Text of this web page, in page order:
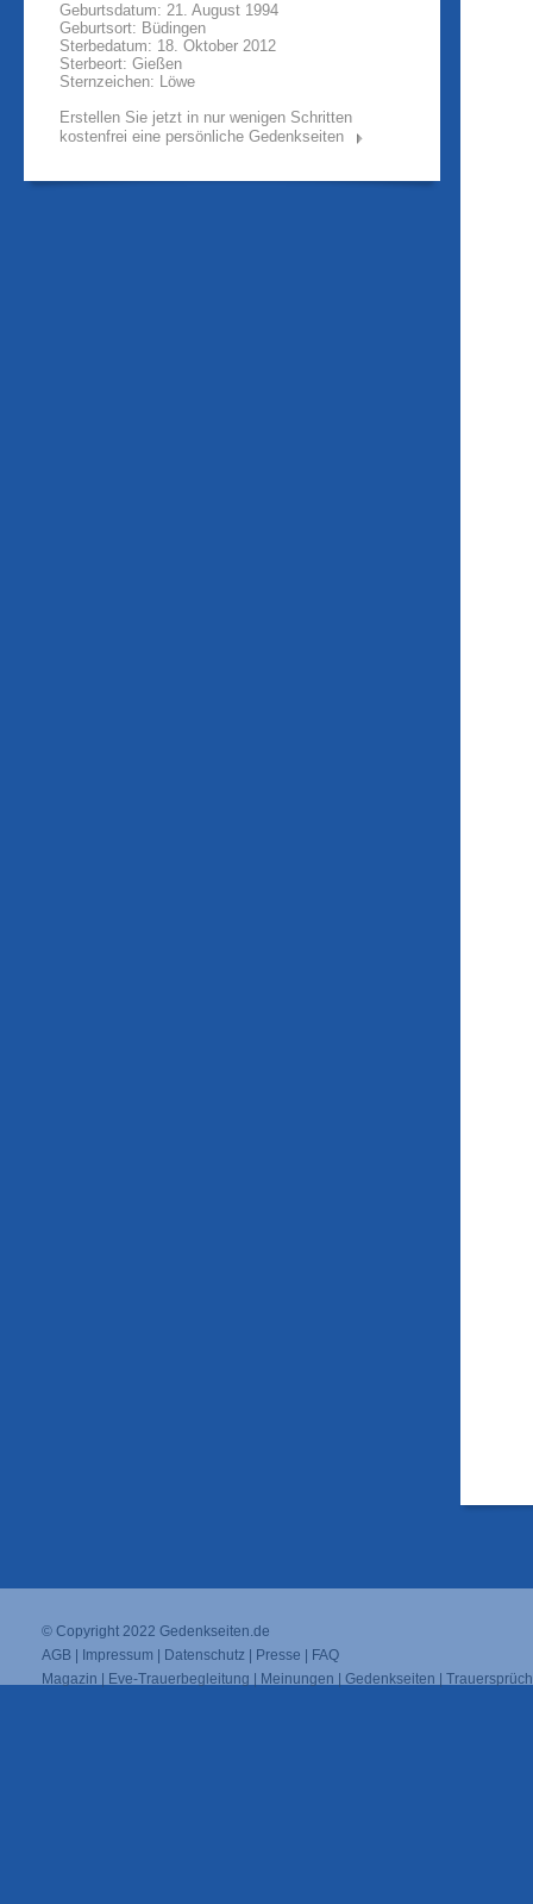
Geburtsdatum: 21. August 1994
Geburtsort: Büdingen
Sterbedatum: 18. Oktober 2012
Sterbeort: Gießen
Sternzeichen: Löwe
Erstellen Sie jetzt in nur wenigen Schritten
kostenfrei eine persönliche Gedenkseiten
© Copyright 2022 Gedenkseiten.de
AGB
Impressum Datenschutz Presse
FAQ
Magazin
Eve-Trauerbegleitung Meinungen Gedenkseiten